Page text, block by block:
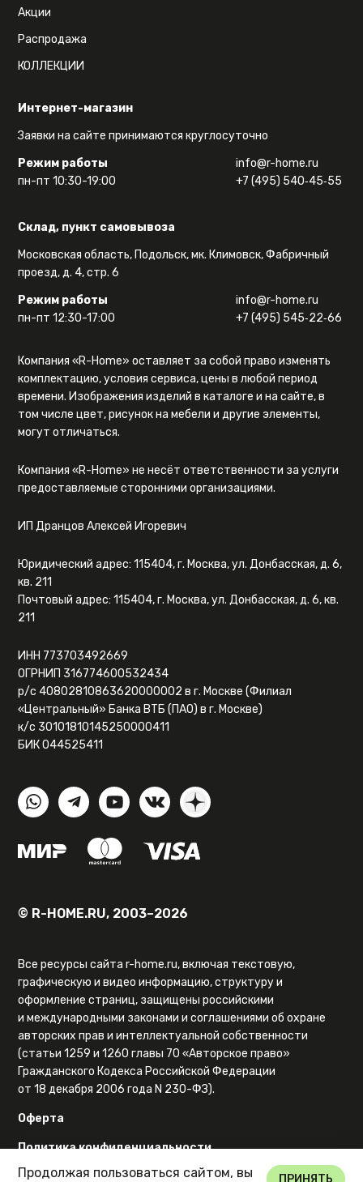
Интернет-магазин
Заявки на сайте принимаются круглосуточно
Режим работы
пн-пт 10:30-19:00
info@r-home.ru
+7 (495) 540‑45‑55
Склад, пункт самовывоза
Московская область, Подольск, мк. Климовск, Фабричный
проезд, д. 4, стр. 6
Режим работы
пн-пт 12:30-17:00
info@r-home.ru
+7 (495) 545‑22‑66
Акции
Распродажа
КОЛЛЕКЦИИ
Компания «R-Home» оставляет за собой право изменять
комплектацию, условия сервиса, цены в любой период
времени. Изображения изделий в каталоге и на сайте, в
том числе цвет, рисунок на мебели и другие элементы,
могут отличаться.
Компания «R-Home» не несёт ответственности за услуги
предоставляемые сторонними организациями.
ИП Дранцов Алексей Игоревич
Юридический адрес: 115404, г. Москва, ул. Донбасская, д. 6,
кв. 211
Почтовый адрес: 115404, г. Москва, ул. Донбасская, д. 6, кв.
211
ИНН 773703492669
ОГРНИП 316774600532434
р/с 40802810863620000002 в г. Москве (Филиал
«Центральный» Банка ВТБ (ПАО) в г. Москве)
к/с 30101810145250000411
БИК 044525411
© R-HOME.RU, 2003–2026
Все ресурсы сайта r-home.ru, включая текстовую,
графическую и видео информацию, структуру и
оформление страниц, защищены российскими
и международными законами и соглашениями об охране
авторских прав и интеллектуальной собственности
(статьи 1259 и 1260 главы 70 «Авторское право»
Гражданского Кодекса Российской Федерации
от 18 декабря 2006 года N 230-ФЗ).
Оферта
Политика конфиденциальности
Карта сайта
Продолжая пользоваться сайтом, вы
ПРИНЯТЬ